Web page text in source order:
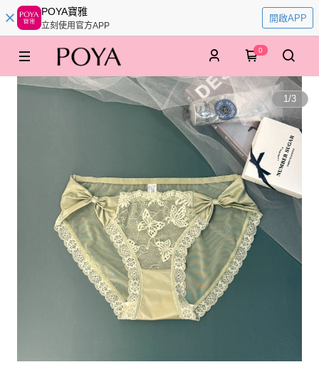
POYA寶雅
立刻使用官方APP
開啟APP
0
1/3